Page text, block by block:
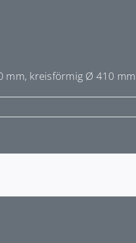
mm, kreisförmig Ø 410